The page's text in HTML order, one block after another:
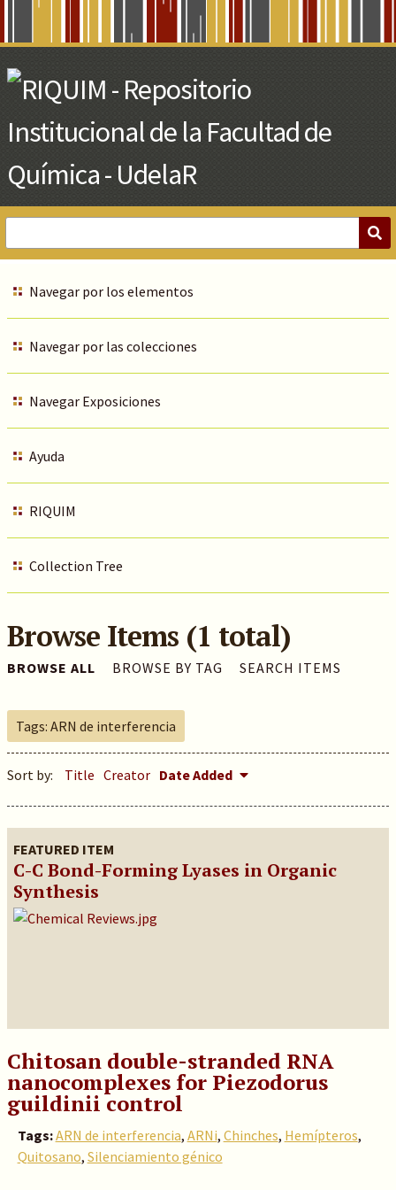
Main
Content
Navegar por los elementos
Navegar por las colecciones
Navegar Exposiciones
Ayuda
RIQUIM
Collection Tree
Browse Items (1 total)
BROWSE ALL BROWSE BY TAG SEARCH ITEMS
Tags: ARN de interferencia
Sort by: Title Creator Date Added
FEATURED ITEM
C-C Bond-Forming Lyases in Organic
Synthesis
Chitosan double-stranded RNA
nanocomplexes for Piezodorus
guildinii control
Tags:ARN de interferencia, ARNi, Chinches, Hemípteros,
Quitosano, Silenciamiento génico